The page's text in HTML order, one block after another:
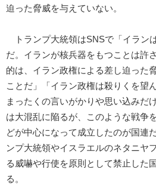
迫った脅威を与えていない。
トランプ大統領はSNSで「イラン
だ。イランが核兵器をもつことは許
的は、イラン政権による差し迫った
ことだ」「イラン政権は殺りくを望
まったくの言いがかりや思い込みだ
は大混乱に陥るが、このような戦争
どが中心になって成立したのが国連
ンプ大統領やイスラエルのネタニヤ
る威嚇や行使を原則として禁止した
る。